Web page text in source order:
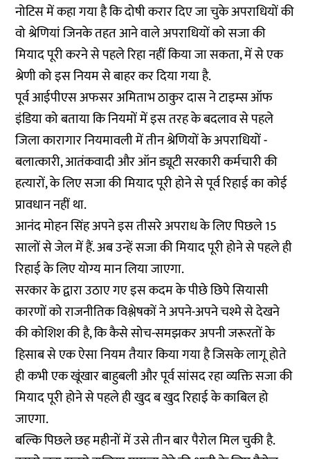
नोटिस में कहा गया है कि दोषी करार दिए जा चुके अपराधियों की
वो श्रेणियां जिनके तहत आने वाले अपराधियों को सजा की
मियाद पूरी करने से पहले रिहा नहीं किया जा सकता, में से एक
श्रेणी को इस नियम से बाहर कर दिया गया है.
पूर्व आईपीएस अफसर अमिताभ ठाकुर दास नेटाइम्स ऑफ
इंडियाको बताया कि नियमों में इस तरह के बदलाव से पहले
जिला कारागार नियमावली में तीन श्रेणियों के अपराधियों -
बलात्कारी, आतंकवादी और ऑन ड्यूटी सरकारी कर्मचारी की
हत्यारों, के लिए सजा की मियाद पूरी होने से पूर्व रिहाई का कोई
प्रावधान नहीं था.
आनंद मोहन सिंह अपने इस तीसरे अपराध के लिए पिछले 15
सालों से जेल में हैं. अब उन्हें सजा की मियाद पूरी होने से पहले ही
रिहाई के लिए योग्य मान लिया जाएगा.
सरकार के द्वारा उठाए गए इस कदम के पीछे छिपे सियासी
कारणों कोराजनीतिक विश्लेषकोंने अपने-अपने चश्मे से देखने
की कोशिश की है, कि कैसे सोच-समझकर अपनी जरूरतों के
हिसाब से एक ऐसा नियम तैयार किया गया है जिसके लागू होते
ही कभी एक खूंखार बाहुबली और पूर्व सांसद रहा व्यक्ति सजा की
मियाद पूरी होने से पहले ही खुद ब खुद रिहाई के काबिल हो
जाएगा.
बल्कि पिछले छह महीनों में उसे तीन बार पैरोल मिल चुकी है.